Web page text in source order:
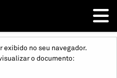
exibido no seu navegador.
o documento: